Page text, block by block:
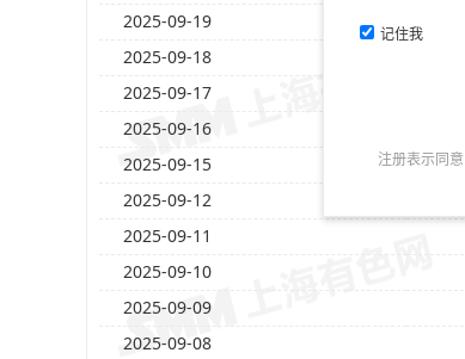
2025-09-19
2025-09-18
2025-09-17
2025-09-16
2025-09-15
2025-09-12
2025-09-11
2025-09-10
2025-09-09
2025-09-08
记住我
注册表示同意